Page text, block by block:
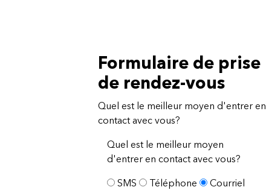
Formulaire de prise
de rendez-vous
Quel est le meilleur moyen d'entrer en
contact avec vous?
Quel est le meilleur moyen
d'entrer en contact avec vous?
SMS Téléphone Courriel